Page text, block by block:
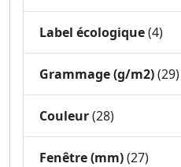
Label écologique(4)
Grammage (g/m2)(29)
Couleur(28)
Fenêtre (mm)(27)